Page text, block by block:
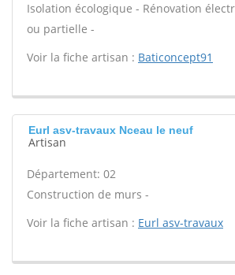
Isolation écologique - Rénovation
ou partielle -
Voir la fiche artisan : Baticoncept91
Eurl asv-travaux Nceau le neuf
Artisan
Département: 02
Construction de murs -
Voir la fiche artisan : Eurl asv-travaux